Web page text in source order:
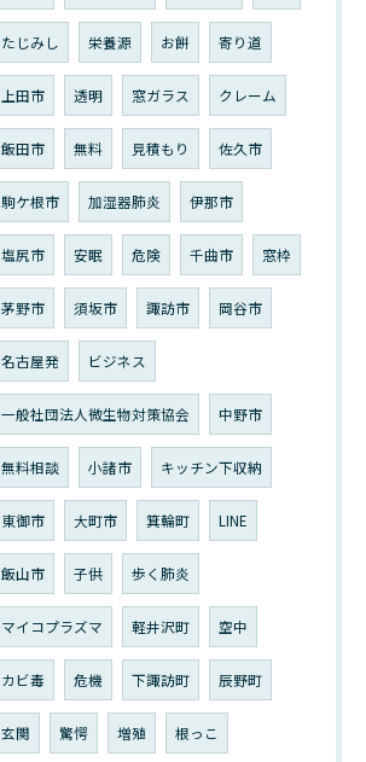
たじみし 栄養源 お餅 寄り道
上田市 透明 窓ガラス クレーム
飯田市 無料 見積もり 佐久市
駒ケ根市 加湿器肺炎 伊那市
塩尻市 安眠 危険 千曲市 窓枠
茅野市 須坂市 諏訪市 岡谷市
名古屋発 ビジネス
一般社団法人微生物対策協会 中野市
無料相談 小諸市 キッチン下収納
東御市 大町市 箕輪町 LINE
飯山市 子供 歩く肺炎
マイコプラズマ 軽井沢町 空中
カビ毒 危機 下諏訪町 辰野町
玄関 驚愕 増殖 根っこ